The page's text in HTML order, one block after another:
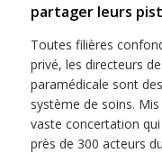
partager leurs
Toutes filières
privé, les directeurs
paramédicale sont des
système de soins.
vaste concertation
près de 300 acteurs